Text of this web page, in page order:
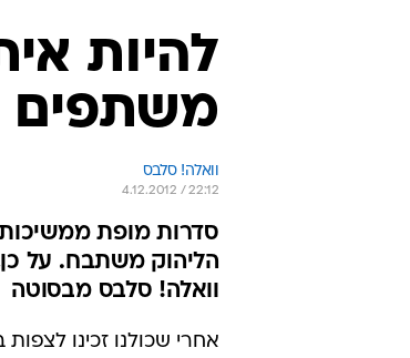
להיות
משתפים
וואלה! סלבס
4.12.2012 / 22:12
סדרות מופת
הליהוק משתבח. על
וואלה! סלבס מבסוטה
אחרי שכולנו זכינו